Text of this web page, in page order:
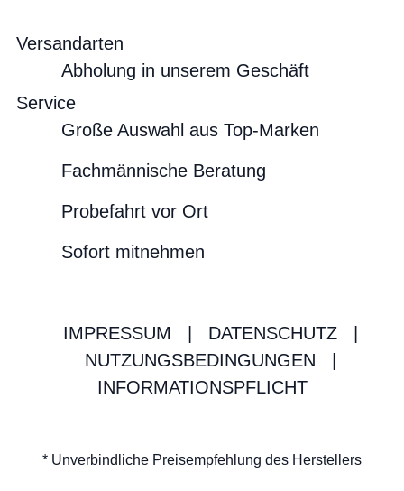
Versandarten
Abholung in unserem Geschäft
Service
Große Auswahl aus Top-Marken
Fachmännische Beratung
Probefahrt vor Ort
Sofort mitnehmen
IMPRESSUM DATENSCHUTZ
NUTZUNGSBEDINGUNGEN
INFORMATIONSPFLICHT
* Unverbindliche Preisempfehlung des Herstellers